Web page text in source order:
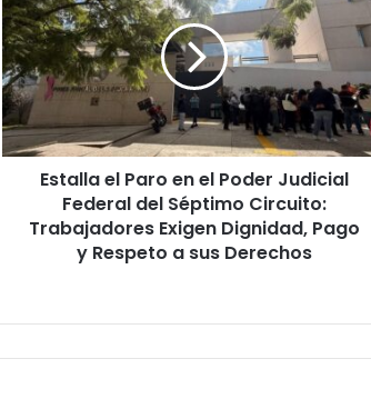
Paro
en
el
Poder
Judicial
Federal
del
Séptimo
Trabajadores
a
Estalla el Paro en el Poder Judicial
Federal del Séptimo Circuito:
Trabajadores Exigen Dignidad, Pago
y Respeto a sus Derechos